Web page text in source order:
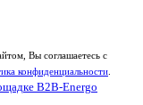
Вы соглашаетесь с
конфиденциальности
B2B-Energo